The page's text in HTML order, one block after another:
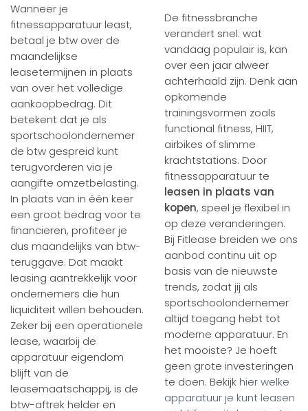
Wanneer je
fitnessapparatuur least,
betaal je btw over de
maandelijkse
leasetermijnen in plaats
van over het volledige
aankoopbedrag. Dit
betekent dat je als
sportschoolondernemer
de btw gespreid kunt
terugvorderen via je
aangifte omzetbelasting.
In plaats van in één keer
een groot bedrag voor te
financieren, profiteer je
dus maandelijks van btw-
teruggave. Dat maakt
leasing aantrekkelijk voor
ondernemers die hun
liquiditeit willen behouden.
Zeker bij een operationele
lease, waarbij de
apparatuur eigendom
blijft van de
leasemaatschappij, is de
btw-aftrek helder en
De fitnessbranche
verandert snel: wat
vandaag populair is, kan
over een jaar alweer
achterhaald zijn. Denk aan
opkomende
trainingsvormen zoals
functional fitness, HIIT,
airbikes of slimme
krachtstations. Door
fitnessapparatuur te
leasen in plaats van
kopen, speel je flexibel in
op deze veranderingen.
Bij Fitlease breiden we ons
aanbod continu uit op
basis van de nieuwste
trends, zodat jij als
sportschoolondernemer
altijd toegang hebt tot
moderne apparatuur. En
het mooiste? Je hoeft
geen grote investeringen
te doen. Bekijk hier welke
apparatuur je kunt leasen